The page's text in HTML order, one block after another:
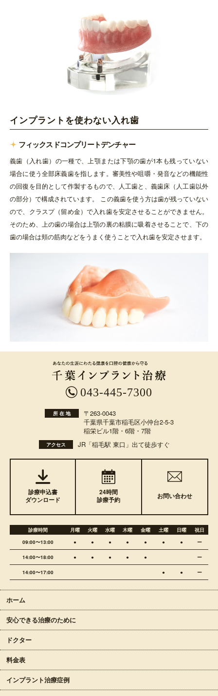
インプラントを使わない入れ歯
フィックスドコンプリートデンチャー
義歯（入れ歯）の一種で、上顎または下顎の歯が1本も残っていない
場合に使う全部床義歯を指します。審美性や咀嚼・発音などの機能性
の回復を目的として作製するもので、人工歯と、義歯床（人工歯以外
の部分）で構成されています。 この義歯を使う方は歯が残っていない
ので、クラスプ（留め金）で入れ歯を安定させることができません。
そのため、上の歯の場合は上顎の裏の粘膜に吸着させることで、下の
歯の場合は頬の筋肉などをうまく使うことで入れ歯を安定させます。
043-445-7300
所 在 地
〒263-0043
千葉県千葉市稲毛区小仲台2-5-3
稲栄ビル1階・6階・7階
アクセス JR「稲毛駅 東口」出て徒歩すぐ
診療申込書
ダウンロード
24時間
診療予約
お問い合わせ
診療時間 月曜 火曜 水曜 木曜 金曜 土曜 日曜
祝日
09:00〜13:00
● ● ● ● ● ● ● ー
14:00〜18:00 ● ● ● ● ● ー
14:00〜17:00 ● ● ー
ホーム
安心できる治療のために
ドクター
料金表
インプラント治療症例